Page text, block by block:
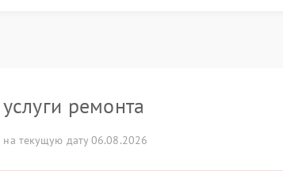
ремонта
текущую дату 06.08.2026